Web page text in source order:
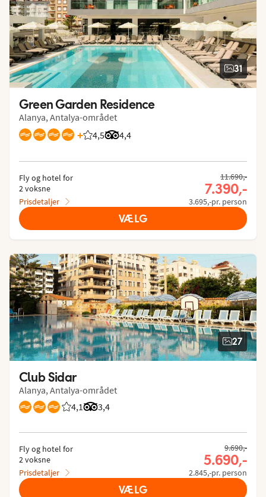
31
Green Garden Residence
Alanya, Antalya-området
+ 4,5
Bedømmelse fra Spies gæster: 4.491/5
4,4
Bedømmelse fra Tripadvisor: 4.4 of 5
Fly og hotel for
2 voksne
Prisdetaljer
11.690,-
7.390,-
3.695,-pr. person
VÆLG
27
Club Sidar
Alanya, Antalya-området
4,1
Bedømmelse fra Spies gæster: 4.074/5
3,4
Bedømmelse fra Tripadvisor: 3.4 of 5
Fly og hotel for
2 voksne
Prisdetaljer
9.690,-
5.690,-
2.845,-pr. person
VÆLG